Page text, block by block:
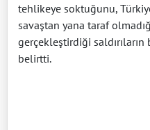
tehlikeye soktuğunu,
savaştan yana taraf
gerçekleştirdiği saldırıların
belirtti.